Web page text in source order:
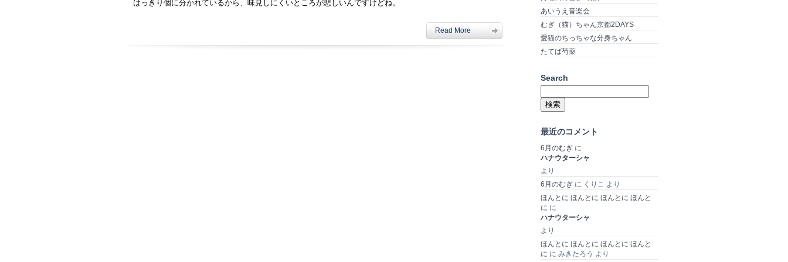
はっきり個に分かれているから、味見しにくいところが悲しいんですけどね。
Read More
あいうえ音楽会
むぎ（猫）ちゃん京都2DAYS
愛猫のちっちゃな分身ちゃん
たてば芍薬
Search
索:
最近のコメント
6月のむぎ に
ハナウターシャ
より
6月のむぎ に くりこ より
ほんとに ほんとに ほんとに ほんと
に に
ハナウターシャ
より
ほんとに ほんとに ほんとに ほんと
に に みきたろう より